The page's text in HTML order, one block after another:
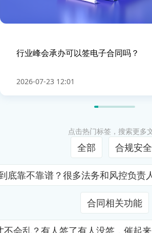
行业峰会承办可以签电子合同吗？
2026-07-23 12:01
点击热门标签，搜索更多
全部 合规安全
靠不靠谱？很多法务和风控
合同相关功能
会乱？有人签了有人没签，催